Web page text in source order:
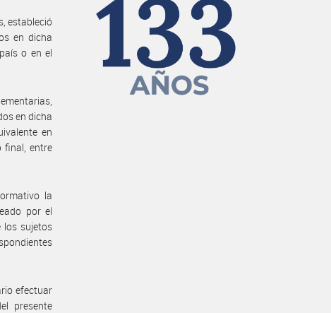
estableció
en dicha
o en el
en dicha
en
final, entre
la
por el
los sujetos
efectuar
presente